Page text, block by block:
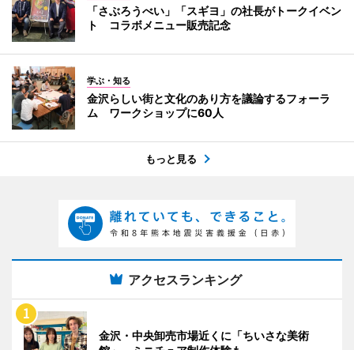
「さぶろうべい」「スギヨ」の社長がトークイベン
ト コラボメニュー販売記念
学ぶ・知る
金沢らしい街と文化のあり方を議論するフォーラ
ム ワークショップに60人
もっと見る
アクセスランキング
金沢・中央卸売市場近くに「ちいさな美術